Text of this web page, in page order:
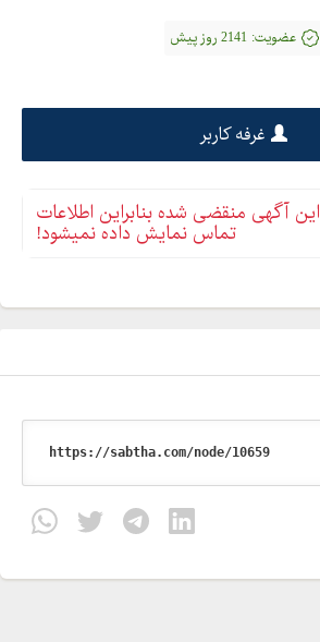
عضویت: 2141 روز پیش
غرفه کاربر
این آگهی منقضی شده بنابراین اطلاعات
تماس نمایش داده نمیشود!